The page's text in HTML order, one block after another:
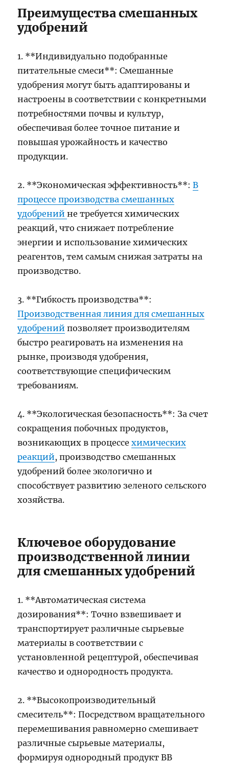
Преимущества смешанных
удобрений
1. **Индивидуально подобранные
питательные смеси**: Смешанные
удобрения могут быть адаптированы и
настроены в соответствии с конкретными
потребностями почвы и культур,
обеспечивая более точное питание и
повышая урожайность и качество
продукции.
2. **Экономическая эффективность**:В
процессе производства смешанных
удобренийне требуется химических
реакций, что снижает потребление
энергии и использование химических
реагентов, тем самым снижая затраты на
производство.
3. **Гибкость производства**:
Производственная линия для смешанных
удобрений позволяет производителям
быстро реагировать на изменения на
рынке, производя удобрения,
соответствующие специфическим
требованиям.
4. **Экологическая безопасность**: За счет
сокращения побочных продуктов,
возникающих в процессехимических
реакций, производство смешанных
удобрений более экологично и
способствует развитию зеленого сельского
хозяйства.
Ключевое оборудование
производственной линии
для смешанных удобрений
1. **Автоматическая система
дозирования**: Точно взвешивает и
транспортирует различные сырьевые
материалы в соответствии с
установленной рецептурой, обеспечивая
качество и однородность продукта.
2. **Высокопроизводительный
смеситель**: Посредством вращательного
перемешивания равномерно смешивает
различные сырьевые материалы,
формируя однородный продукт BB